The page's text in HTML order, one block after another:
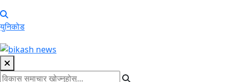
युनिकोड